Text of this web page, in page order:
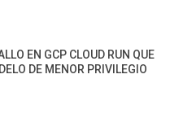
EN GCP CLOUD RUN QUE
DE MENOR PRIVILEGIO